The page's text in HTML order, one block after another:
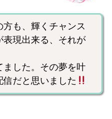
も、輝くチャンス
表現出来る、それが
した。その夢を叶
信だと思いました